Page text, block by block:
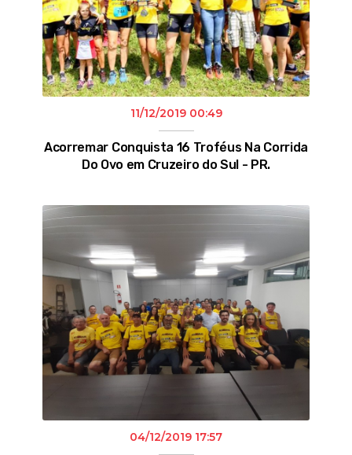
11/12/2019 00:49
Acorremar Conquista 16 Troféus Na Corrida
Do Ovo em Cruzeiro do Sul - PR.
04/12/2019 17:57